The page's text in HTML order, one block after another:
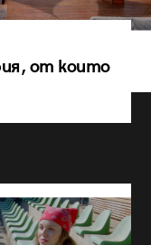
от които